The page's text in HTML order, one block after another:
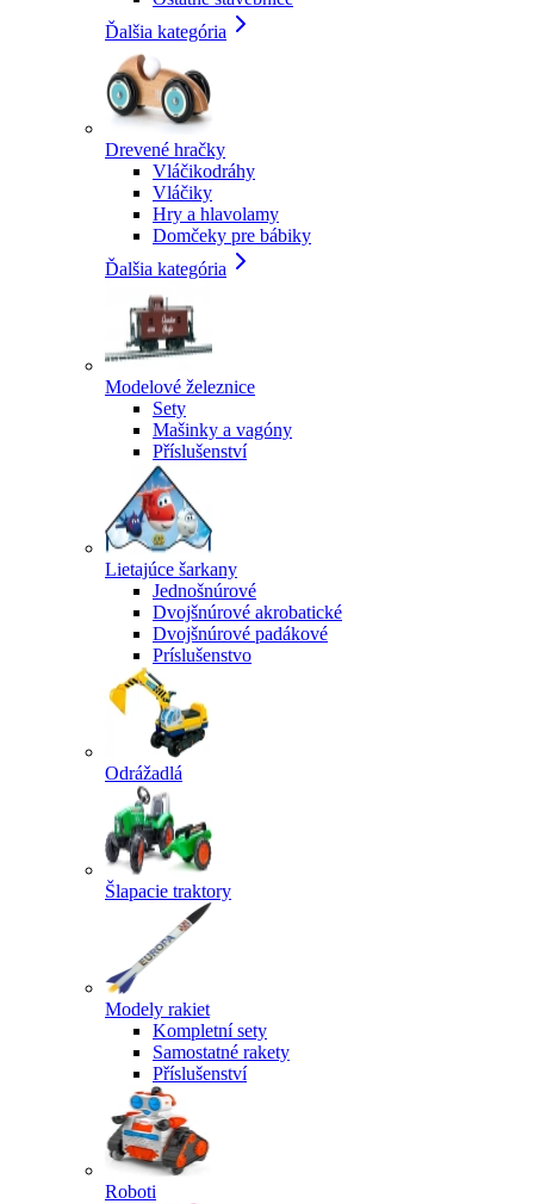
Ďalšia kategória
Drevené hračky
Vláčikodráhy
Vláčiky
Hry a hlavolamy
Domčeky pre bábiky
Ďalšia kategória
Modelové železnice
Sety
Mašinky a vagóny
Příslušenství
Lietajúce šarkany
Jednošnúrové
Dvojšnúrové akrobatické
Dvojšnúrové padákové
Príslušenstvo
Odrážadlá
Šlapacie traktory
Modely rakiet
Kompletní sety
Samostatné rakety
Příslušenství
Roboti